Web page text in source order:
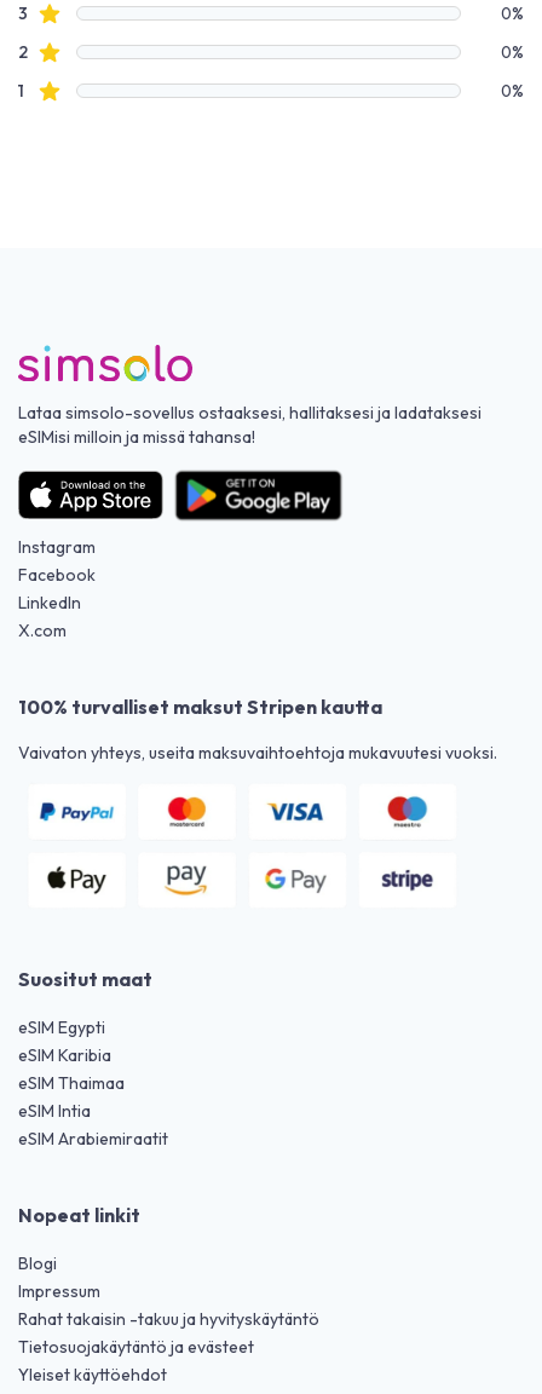
3 Tähtiarvostelut
0%
2Tähtiarvostelut
0%
1 Tähtiarvostelut 0%
Lataa simsolo-sovellus ostaaksesi, hallitaksesi ja ladataksesi
eSIMisi milloin ja missä tahansa!
Instagram
Facebook
LinkedIn
X.com
100% turvalliset maksut Stripen kautta
Vaivaton yhteys, useita maksuvaihtoehtoja mukavuutesi vuoksi.
Suositut maat
eSIM Egypti
eSIM Karibia
eSIM Thaimaa
eSIM Intia
eSIM Arabiemiraatit
Nopeat linkit
Blogi
Impressum
Rahat takaisin -takuu ja hyvityskäytäntö
Tietosuojakäytäntö ja evästeet
Yleiset käyttöehdot